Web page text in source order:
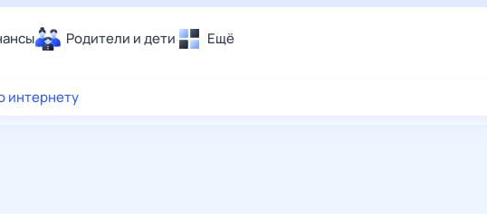
Родители и дети Ещё
Еда
интернету